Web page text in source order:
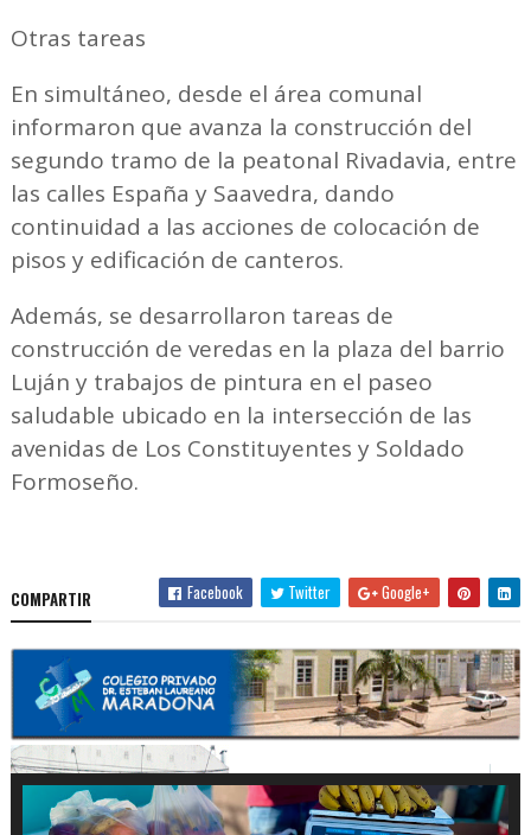
Otras tareas
En simultáneo, desde el área comunal
informaron que avanza la construcción del
segundo tramo de la peatonal Rivadavia, entre
las calles España y Saavedra, dando
continuidad a las acciones de colocación de
pisos y edificación de canteros.
Además, se desarrollaron tareas de
construcción de veredas en la plaza del barrio
Luján y trabajos de pintura en el paseo
saludable ubicado en la intersección de las
avenidas de Los Constituyentes y Soldado
Formoseño.
COMPARTIR Facebook Twitter Google+